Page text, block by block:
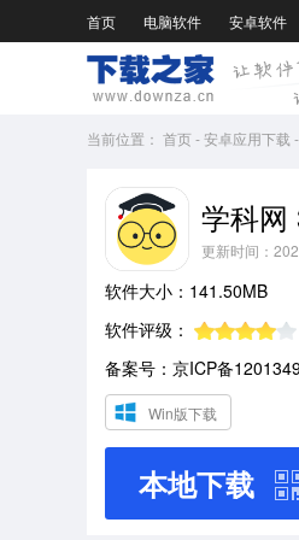
首页 电脑软件 安卓软件
当前位置： 首页-安卓应用下载 -
学科网
更新时间：
软件大小：141.50MB
软件评级：
备案号：京ICP备
Win版下载
本地下载